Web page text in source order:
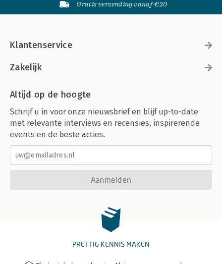
Gratis verzending vanaf €20
Klantenservice
Zakelijk
Altijd op de hoogte
Schrijf u in voor onze nieuwsbrief en blijf up-to-date
met relevante interviews en recensies, inspirerende
events en de beste acties.
Aanmelden
PRETTIG KENNIS MAKEN